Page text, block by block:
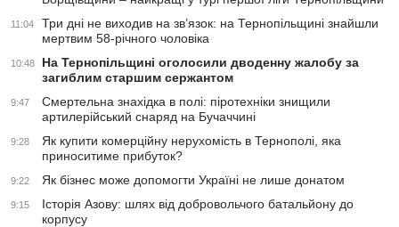
11:04
Три дні не виходив на зв’язок: на Тернопільщині знайшли
мертвим 58-річного чоловіка
10:48
На Тернопільщині оголосили дводенну жалобу за
загиблим старшим сержантом
9:47
Смертельна знахідка в полі: піротехніки знищили
артилерійський снаряд на Бучаччині
9:28
Як купити комерційну нерухомість в Тернополі, яка
приноситиме прибуток?
9:22 Як бізнес може допомогти Україні не лише донатом
9:15
Історія Азову: шлях від добровольчого батальйону до
корпусу